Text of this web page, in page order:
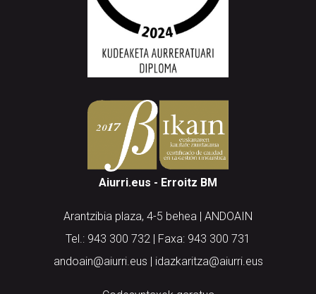
Aiurri.eus - Erroitz BM
Arantzibia plaza, 4-5 behea | ANDOAIN
Tel.: 943 300 732 | Faxa: 943 300 731
andoain@aiurri.eus | idazkaritza@aiurri.eus